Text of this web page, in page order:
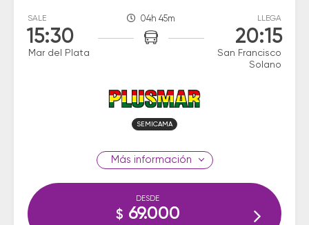
SALE
15:30
Mar del Plata
04h 45m LLEGA
20:15
San Francisco
Solano
SEMICAMA
información
DESDE
$ 69.000